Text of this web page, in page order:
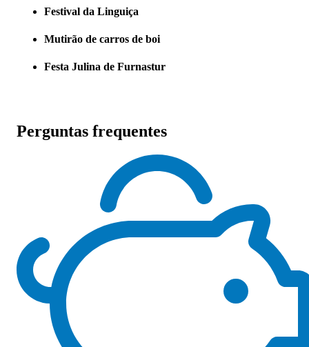
Festival da Linguiça
Mutirão de carros de boi
Festa Julina de Furnastur
Perguntas frequentes